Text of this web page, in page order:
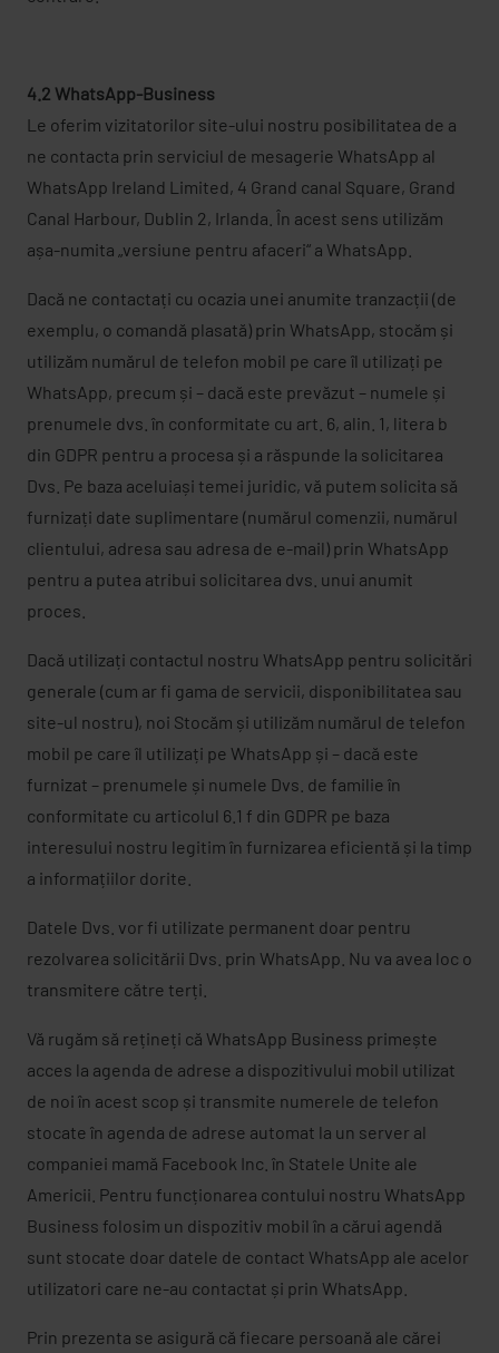
4.2 WhatsApp-Business
Le oferim vizitatorilor site-ului nostru posibilitatea de a
ne contacta prin serviciul de mesagerie WhatsApp al
WhatsApp Ireland Limited, 4 Grand canal Square, Grand
Canal Harbour, Dublin 2, Irlanda. În acest sens utilizăm
așa-numita „versiune pentru afaceri“ a WhatsApp.
Dacă ne contactați cu ocazia unei anumite tranzacții (de
exemplu, o comandă plasată) prin WhatsApp, stocăm și
utilizăm numărul de telefon mobil pe care îl utilizați pe
WhatsApp, precum și – dacă este prevăzut – numele și
prenumele dvs. în conformitate cu art. 6, alin. 1, litera b
din GDPR pentru a procesa și a răspunde la solicitarea
Dvs. Pe baza aceluiași temei juridic, vă putem solicita să
furnizați date suplimentare (numărul comenzii, numărul
clientului, adresa sau adresa de e-mail) prin WhatsApp
pentru a putea atribui solicitarea dvs. unui anumit
proces.
Dacă utilizați contactul nostru WhatsApp pentru solicitări
generale (cum ar fi gama de servicii, disponibilitatea sau
site-ul nostru), noi Stocăm și utilizăm numărul de telefon
mobil pe care îl utilizați pe WhatsApp și – dacă este
furnizat – prenumele și numele Dvs. de familie în
conformitate cu articolul 6.1 f din GDPR pe baza
interesului nostru legitim în furnizarea eficientă și la timp
a informațiilor dorite.
Datele Dvs. vor fi utilizate permanent doar pentru
rezolvarea solicitării Dvs. prin WhatsApp. Nu va avea loc o
transmitere către terți.
Vă rugăm să rețineți că WhatsApp Business primește
acces la agenda de adrese a dispozitivului mobil utilizat
de noi în acest scop și transmite numerele de telefon
stocate în agenda de adrese automat la un server al
companiei mamă Facebook Inc. în Statele Unite ale
Americii. Pentru funcționarea contului nostru WhatsApp
Business folosim un dispozitiv mobil în a cărui agendă
sunt stocate doar datele de contact WhatsApp ale acelor
utilizatori care ne-au contactat și prin WhatsApp.
Prin prezenta se asigură că fiecare persoană ale cărei